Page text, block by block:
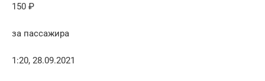
150 ₽
за пассажира
1:20, 28.09.2021